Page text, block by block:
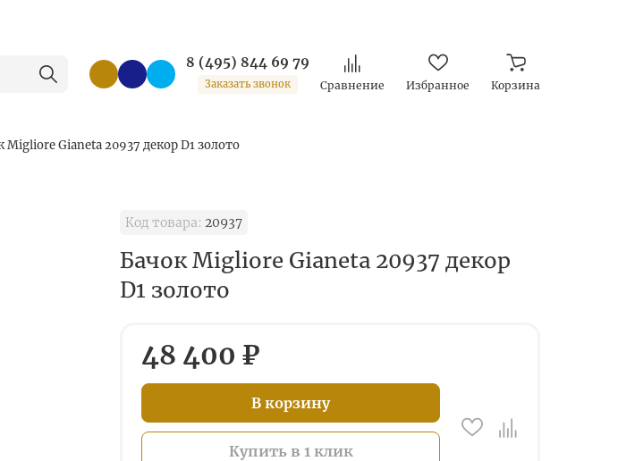
8 (495) 844 69 79
Заказать звонок Сравнение Избранное Корзина
Migliore Gianeta 20937 декор D1 золото
Код товара: 20937
Бачок Migliore Gianeta 20937 декор
D1 золото
48 400 ₽
В корзину
Купить в 1 клик